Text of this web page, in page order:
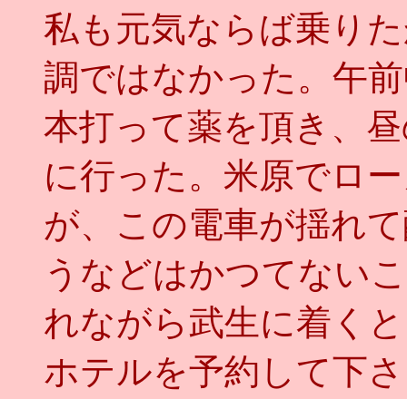
私も元気ならば乗り
調ではなかった。午
本打って薬を頂き、
に行った。米原でロ
が、この電車が揺れ
うなどはかつてない
れながら武生に着く
ホテルを予約して下